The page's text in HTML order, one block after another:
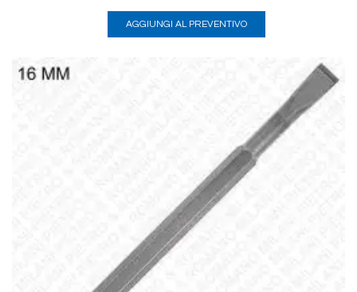
AGGIUNGI AL PREVENTIVO